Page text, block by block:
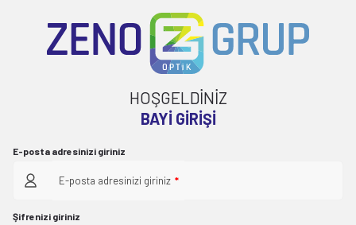
HOŞGELDİNİZ
BAYI GIRIŞI
E-posta adresinizi giriniz
E-posta adresinizi giriniz *
Şifrenizi giriniz